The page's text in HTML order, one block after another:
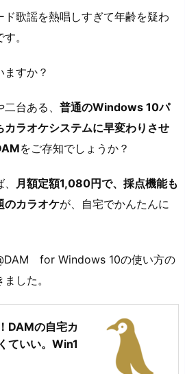
ド歌謡を熱唱しすぎて年齢を疑わ
。
すか？
台ある、 普通のWindows 10パ
カラオケシステムに早変わりさせ
をご存知でしょうか？
月額定額1,080円で、採点機能も
のカラオケが、自宅でかんたんに
for Windows 10の使い方の
した。
DAMの自宅カ
ていい。Win1